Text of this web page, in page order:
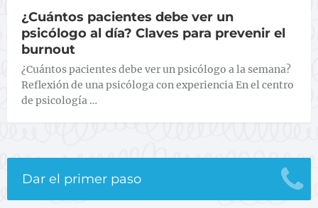
¿Cuántos pacientes debe ver un
psicólogo al día? Claves para prevenir el
burnout
¿Cuántos pacientes debe ver un psicólogo a la semana?
Reflexión de una psicóloga con experiencia En el centro
de psicología …
Dar el primer paso